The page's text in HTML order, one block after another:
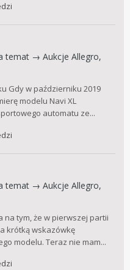
temat → Aukcje Allegro,
Gdy w październiku 2019
modelu Navi XL
automatu ze...
temat → Aukcje Allegro,
na tym, że w pierwszej partii
krótką wskazówkę
modelu. Teraz nie mam...